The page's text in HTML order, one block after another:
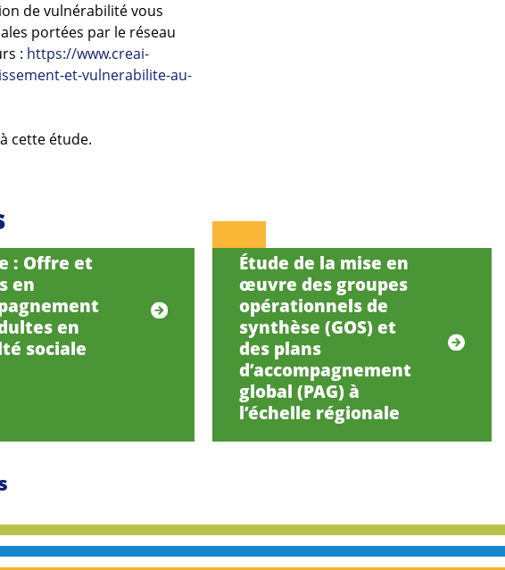
de vulnérabilité vous
portées par le réseau
: https://www.creai-
et-vulnerabilite-au-
cette étude.
: Offre et
en
en
sociale
Étude de la mise en
œuvre des groupes
opérationnels de
synthèse (GOS) et
des plans
d’accompagnement
global (PAG) à
l’échelle régionale